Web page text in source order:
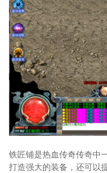
铁匠铺是热血传奇传奇中
打造强大的装备，还可以